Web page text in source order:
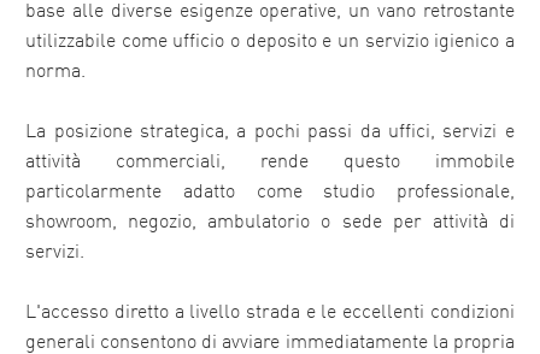
base alle diverse esigenze operative, un vano retrostante
utilizzabile come ufficio o deposito e un servizio igienico a
norma.
La posizione strategica, a pochi passi da uffici, servizi e
attività commerciali, rende questo immobile
particolarmente adatto come studio professionale,
showroom, negozio, ambulatorio o sede per attività di
servizi.
L'accesso diretto a livello strada e le eccellenti condizioni
generali consentono di avviare immediatamente la propria